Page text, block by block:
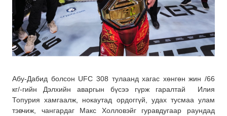
Абу-Дабид болсон UFC 308 тулаанд хагас хөнгөн жин /66
кг/-гийн Дэлхийн аваргын бүсээ гүрж гаралтай Илия
Топурия хамгаалж, нокаутад ордоггүй, удах тусмаа улам
тэвчиж, чангардаг Макс Холловэйг гуравдугаар раундад